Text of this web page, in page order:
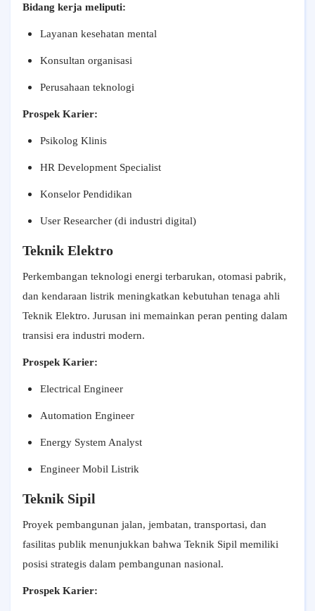
Bidang kerja meliputi:
Layanan kesehatan mental
Konsultan organisasi
Perusahaan teknologi
Prospek Karier:
Psikolog Klinis
HR Development Specialist
Konselor Pendidikan
User Researcher (di industri digital)
Teknik Elektro
Perkembangan teknologi energi terbarukan, otomasi pabrik,
dan kendaraan listrik meningkatkan kebutuhan tenaga ahli
Teknik Elektro. Jurusan ini memainkan peran penting dalam
transisi era industri modern.
Prospek Karier:
Electrical Engineer
Automation Engineer
Energy System Analyst
Engineer Mobil Listrik
Teknik Sipil
Proyek pembangunan jalan, jembatan, transportasi, dan
fasilitas publik menunjukkan bahwa Teknik Sipil memiliki
posisi strategis dalam pembangunan nasional.
Prospek Karier: